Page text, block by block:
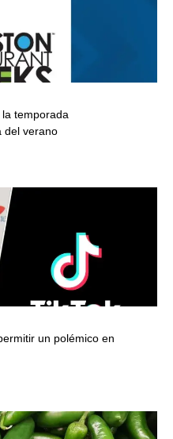
temporada
del verano
un polémico en